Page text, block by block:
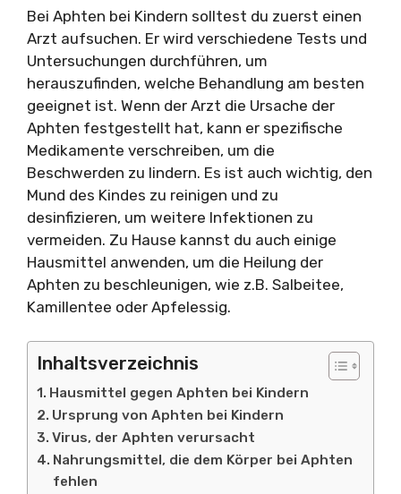
Bei Aphten bei Kindern solltest du zuerst einen
Arzt aufsuchen. Er wird verschiedene Tests und
Untersuchungen durchführen, um
herauszufinden, welche Behandlung am besten
geeignet ist. Wenn der Arzt die Ursache der
Aphten festgestellt hat, kann er spezifische
Medikamente verschreiben, um die
Beschwerden zu lindern. Es ist auch wichtig, den
Mund des Kindes zu reinigen und zu
desinfizieren, um weitere Infektionen zu
vermeiden. Zu Hause kannst du auch einige
Hausmittel anwenden, um die Heilung der
Aphten zu beschleunigen, wie z.B. Salbeitee,
Kamillentee oder Apfelessig.
Inhaltsverzeichnis
Hausmittel gegen Aphten bei Kindern
Ursprung von Aphten bei Kindern
Virus, der Aphten verursacht
Nahrungsmittel, die dem Körper bei Aphten
fehlen